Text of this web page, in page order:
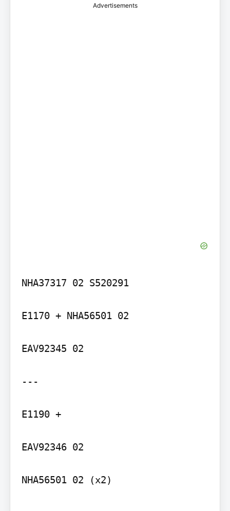
Advertisements
NHA37317 02 S520291
E1170 + NHA56501 02
EAV92345 02
---
E1190 +
EAV92346 02
NHA56501 02 (x2)